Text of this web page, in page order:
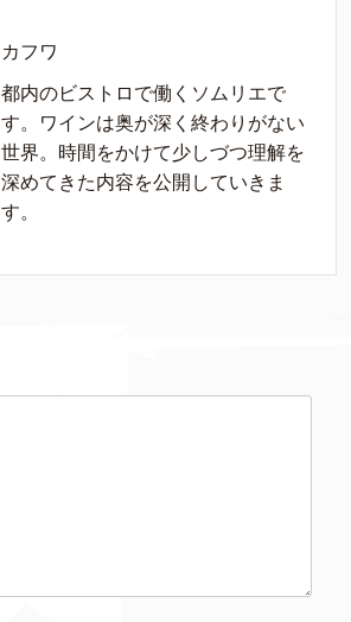
カフワ
都内のビストロで働くソムリエで
す。ワインは奥が深く終わりがない
世界。時間をかけて少しづつ理解を
深めてきた内容を公開していきま
す。